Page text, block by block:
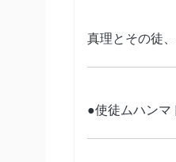
真理とその徒
●使徒ムハンマ